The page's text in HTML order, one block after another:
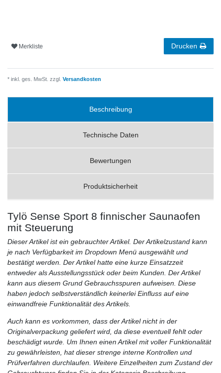
Merkliste Drucken
* inkl. ges. MwSt. zzgl. Versandkosten
Beschreibung
Technische Daten
Bewertungen
Produktsicherheit
Tylö Sense Sport 8 finnischer Saunaofen
mit Steuerung
Dieser Artikel ist ein gebrauchter Artikel. Der Artikelzustand kann
je nach Verfügbarkeit im Dropdown Menü ausgewählt und
bestätigt werden. Der Artikel hatte eine kurze Einsatzzeit
entweder als Ausstellungsstück oder beim Kunden. Der Artikel
kann aus diesem Grund Gebrauchsspuren aufweisen. Diese
haben jedoch selbstverständlich keinerlei Einfluss auf eine
einwandfreie Funktionalität des Artikels.
Auch kann es vorkommen, dass der Artikel nicht in der
Originalverpackung geliefert wird, da diese eventuell fehlt oder
beschädigt wurde. Um Ihnen einen Artikel mit voller Funktionalität
zu gewährleisten, hat dieser strenge interne Kontrollen und
Prüfverfahren durchlaufen. Weitere Einzelheiten zum Zustand der